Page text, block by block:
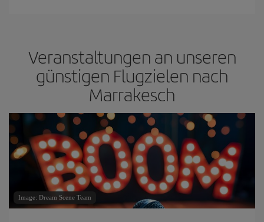
Veranstaltungen an unseren
günstigen Flugzielen nach
Marrakesch
Image: Dream Scene Team